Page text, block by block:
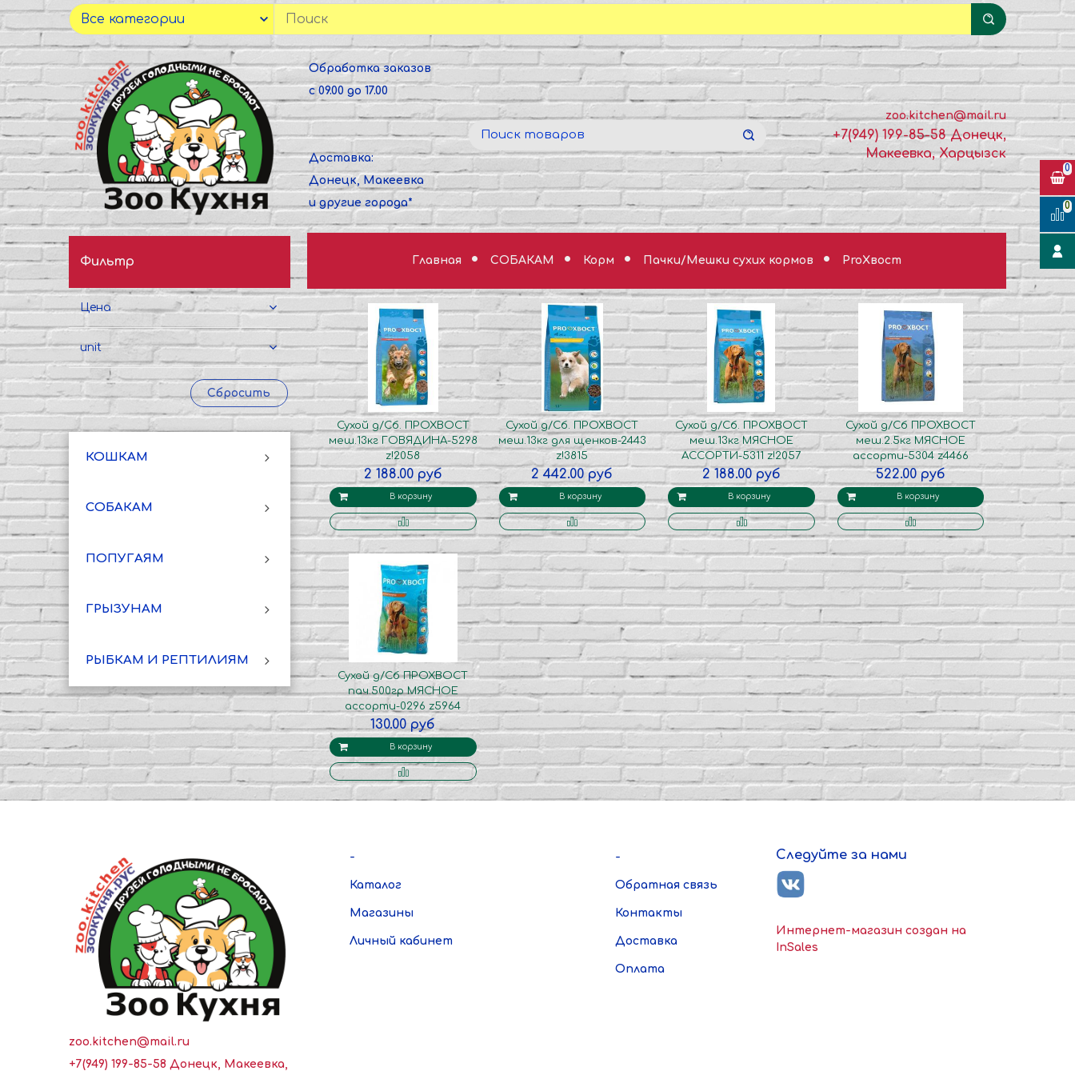
Обработка заказов
с 09.00 до 17.00
Доставка:
Донецк, Макеевка
и другие города*
zoo.kitchen@mail.ru
+7(949) 199-85-58 Донецк,
Макеевка, Харцызск
Фильтр
Цена
unit
Сбросить
КОШКАМ
СОБАКАМ
ПОПУГАЯМ
ГРЫЗУНАМ
РЫБКАМ И РЕПТИЛИЯМ
Главная СОБАКАМ Корм Пачки/Мешки сухих кормов ProХвост
Сухой д/Сб. ПРОХВОСТ
меш.13кг ГОВЯДИНА-5298
z!2058
2 188.00 руб
В корзину
Сухой д/Сб. ПРОХВОСТ
меш.13кг для щенков-2443
z!3815
2 442.00 руб
В корзину
Сухой д/Сб. ПРОХВОСТ
меш.13кг МЯСНОЕ
АССОРТИ-5311 z!2057
2 188.00 руб
В корзину
Сухой д/Сб ПРОХВОСТ
меш.2.5кг МЯСНОЕ
ассорти-5304 z4466
522.00 руб
В корзину
Сухой д/Сб ПРОХВОСТ
пач.500гр МЯСНОЕ
ассорти-0296 z5964
130.00 руб
В корзину
zoo.kitchen@mail.ru
+7(949) 199-85-58 Донецк, Макеевка,
-
Каталог
Магазины
Личный кабинет
-
Обратная связь
Контакты
Доставка
Оплата
Следуйте за нами
Интернет-магазин создан на
InSales
0
0